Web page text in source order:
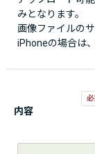
みとなります。
画像ファイルの
iPhoneの場合は
内容